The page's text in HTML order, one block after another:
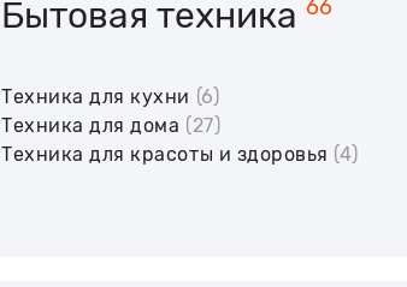
Бытовая техника 66
Техника для кухни (6)
Техника для дома (27)
Техника для красоты и здоровья (4)